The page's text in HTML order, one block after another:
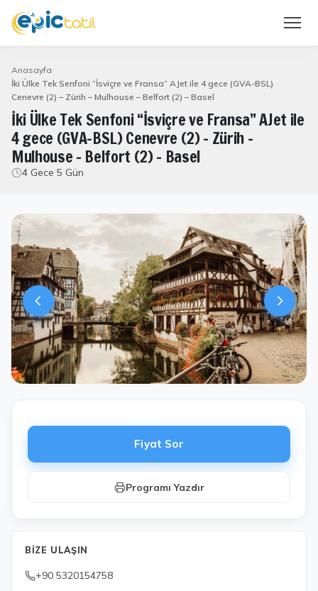
Anasayfa
İki Ülke Tek Senfoni “İsviçre ve Fransa” AJet ile 4 gece (GVA-BSL)
Cenevre (2) – Zürih – Mulhouse – Belfort (2) – Basel
İki Ülke Tek Senfoni “İsviçre ve Fransa” AJet ile
4 gece (GVA-BSL) Cenevre (2) – Zürih –
Mulhouse – Belfort (2) – Basel
4 Gece 5 Gün
Fiyat Sor
Programı Yazdır
BIZE ULAŞIN
+90 5320154758